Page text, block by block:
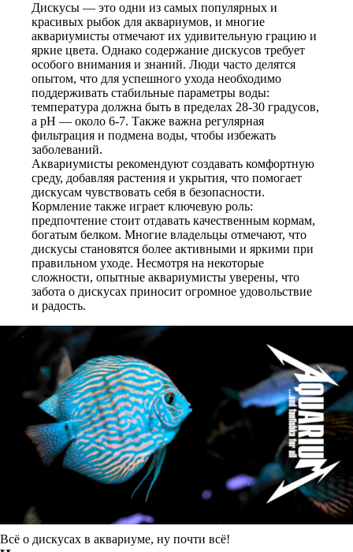
Дискусы — это одни из самых популярных и
красивых рыбок для аквариумов, и многие
аквариумисты отмечают их удивительную грацию и
яркие цвета. Однако содержание дискусов требует
особого внимания и знаний. Люди часто делятся
опытом, что для успешного ухода необходимо
поддерживать стабильные параметры воды:
температура должна быть в пределах 28-30 градусов,
а pH — около 6-7. Также важна регулярная
фильтрация и подмена воды, чтобы избежать
заболеваний.
Аквариумисты рекомендуют создавать комфортную
среду, добавляя растения и укрытия, что помогает
дискусам чувствовать себя в безопасности.
Кормление также играет ключевую роль:
предпочтение стоит отдавать качественным кормам,
богатым белком. Многие владельцы отмечают, что
дискусы становятся более активными и яркими при
правильном уходе. Несмотря на некоторые
сложности, опытные аквариумисты уверены, что
забота о дискусах приносит огромное удовольствие
и радость.
Всё о дискусах в аквариуме, ну почти всё!